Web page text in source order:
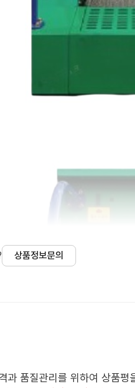
상품정보문의
과 품질관리를 위하여 상품